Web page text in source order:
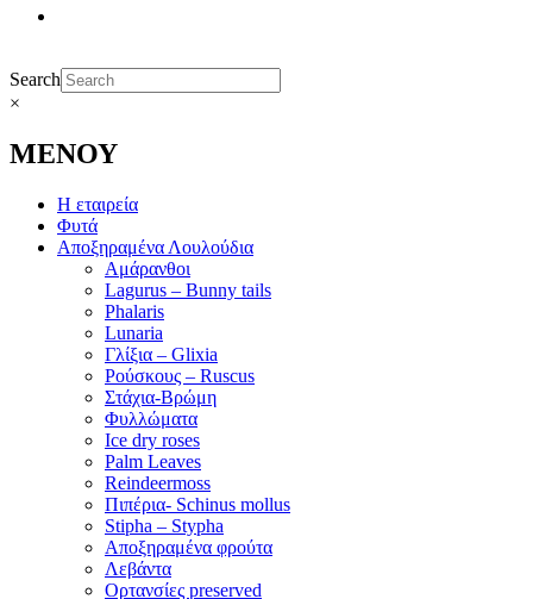
Search
×
ΜΕΝΟΥ
Η εταιρεία
Φυτά
Αποξηραμένα Λουλούδια
Αμάρανθοι
Lagurus – Bunny tails
Phalaris
Lunaria
Γλίξια – Glixia
Ρούσκους – Ruscus
Στάχια-Βρώμη
Φυλλώματα
Ice dry roses
Palm Leaves
Reindeermoss
Πιπέρια- Schinus mollus
Stipha – Stypha
Αποξηραμένα φρούτα
Λεβάντα
Ορτανσίες preserved